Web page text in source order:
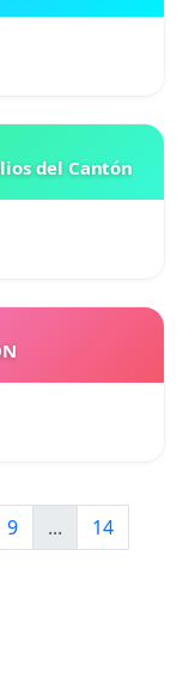
del Cantón
9 ...
14